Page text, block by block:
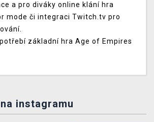
a pro diváky online klání hra
mode či integraci Twitch.tv pro
základní hra Age of Empires
instagramu